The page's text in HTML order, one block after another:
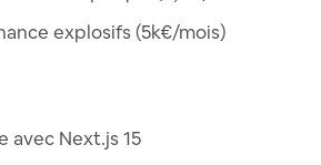
explosifs (5k€/mois)
avec Next.js 15